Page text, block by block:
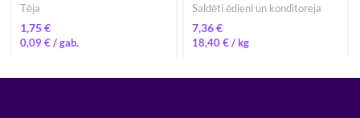
Tēja
€
0,09€
Saldēti ēdieni un konditoreja
€
18,40€ /